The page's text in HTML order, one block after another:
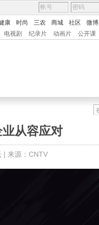
康 时尚 三农 商城 社区 微博
电视剧 纪录片 动画片 公开课
从容应对
| 来源：CNTV